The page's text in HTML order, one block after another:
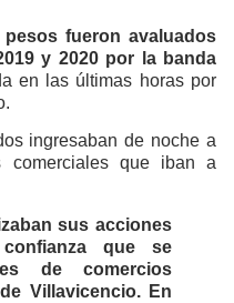
fueron avaluados
y 2020 por la banda
en las últimas horas por
ingresaban de noche a
comerciales que iban a
sus acciones
que se
de comercios
Villavicencio. En